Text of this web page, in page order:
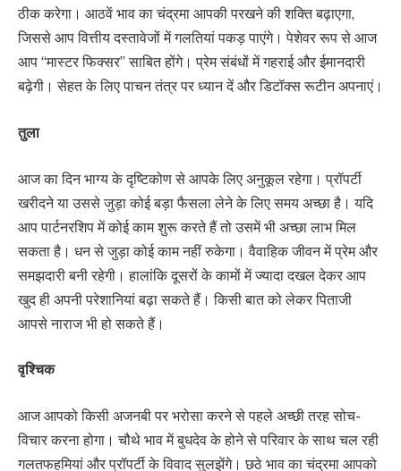
ठीक करेगा। आठवें भाव का चंद्रमा आपकी परखने की शक्ति बढ़ाएगा,
जिससे आप वित्तीय दस्तावेजों में गलतियां पकड़ पाएंगे। पेशेवर रूप से आज
आप “मास्टर फिक्सर” साबित होंगे। प्रेम संबंधों में गहराई और ईमानदारी
बढ़ेगी। सेहत के लिए पाचन तंत्र पर ध्यान दें और डिटॉक्स रूटीन अपनाएं।
तुला
आज का दिन भाग्य के दृष्टिकोण से आपके लिए अनुकूल रहेगा। प्रॉपर्टी
खरीदने या उससे जुड़ा कोई बड़ा फैसला लेने के लिए समय अच्छा है। यदि
आप पार्टनरशिप में कोई काम शुरू करते हैं तो उसमें भी अच्छा लाभ मिल
सकता है। धन से जुड़ा कोई काम नहीं रुकेगा। वैवाहिक जीवन में प्रेम और
समझदारी बनी रहेगी। हालांकि दूसरों के कामों में ज्यादा दखल देकर आप
खुद ही अपनी परेशानियां बढ़ा सकते हैं। किसी बात को लेकर पिताजी
आपसे नाराज भी हो सकते हैं।
वृश्चिक
आज आपको किसी अजनबी पर भरोसा करने से पहले अच्छी तरह सोच-
विचार करना होगा। चौथे भाव में बुधदेव के होने से परिवार के साथ चल रही
गलतफहमियां और प्रॉपर्टी के विवाद सुलझेंगे। छठे भाव का चंद्रमा आपको